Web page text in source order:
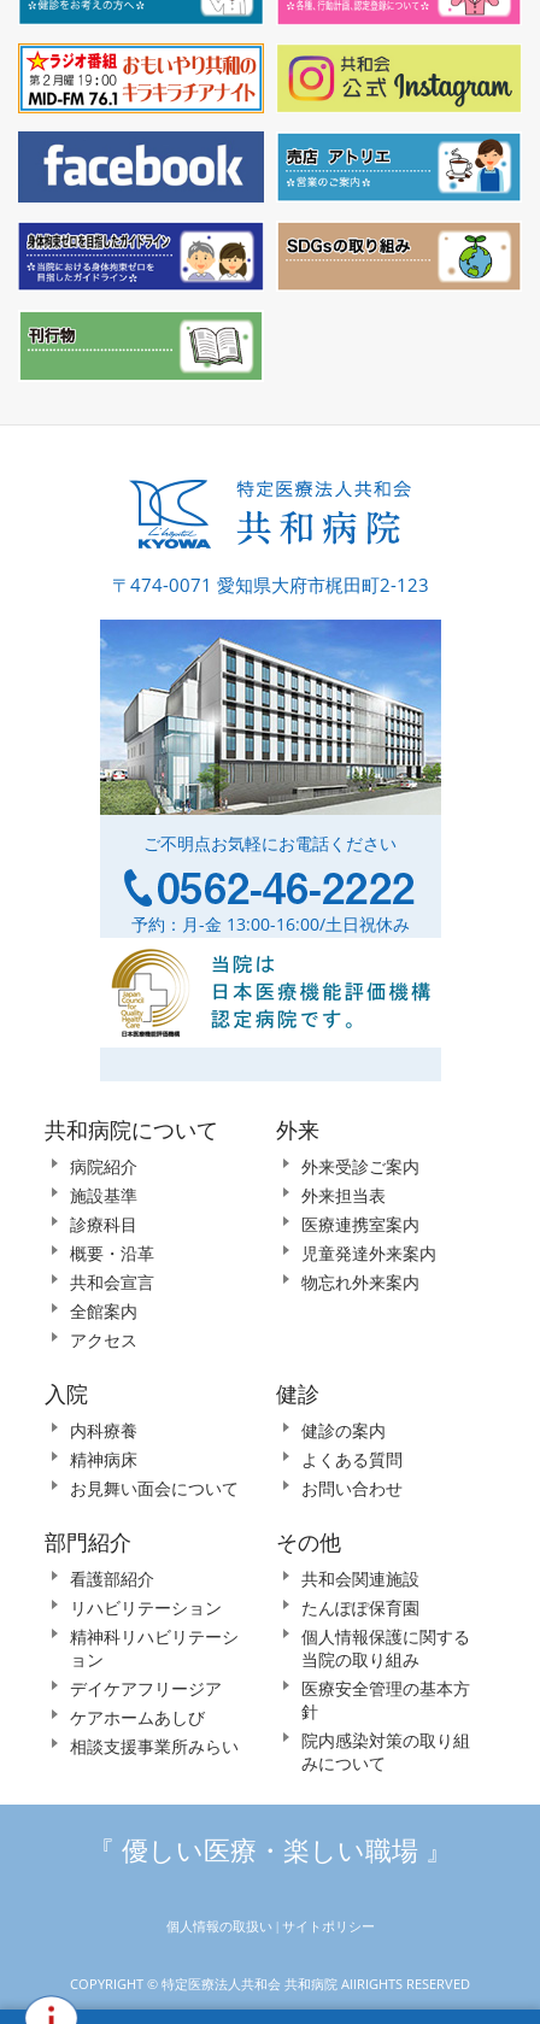
〒474-0071 愛知県大府市梶田町2-123
ご不明点お気軽にお電話ください
予約：月-金 13:00-16:00/土日祝休み
共和病院について
病院紹介
施設基準
診療科目
概要・沿革
共和会宣言
全館案内
アクセス
外来
外来受診ご案内
外来担当表
医療連携室案内
児童発達外来案内
物忘れ外来案内
入院
内科療養
精神病床
お見舞い面会について
健診
健診の案内
よくある質問
お問い合わせ
部門紹介
看護部紹介
リハビリテーション
精神科リハビリテーシ
ョン
デイケアフリージア
ケアホームあしび
相談支援事業所みらい
その他
共和会関連施設
たんぽぽ保育園
個人情報保護に関する
当院の取り組み
医療安全管理の基本方
針
院内感染対策の取り組
みについて
『 優しい医療・楽しい職場 』
個人情報の取扱い | サイトポリシー
COPYRIGHT © 特定医療法人共和会 共和病院 AllRIGHTS RESERVED